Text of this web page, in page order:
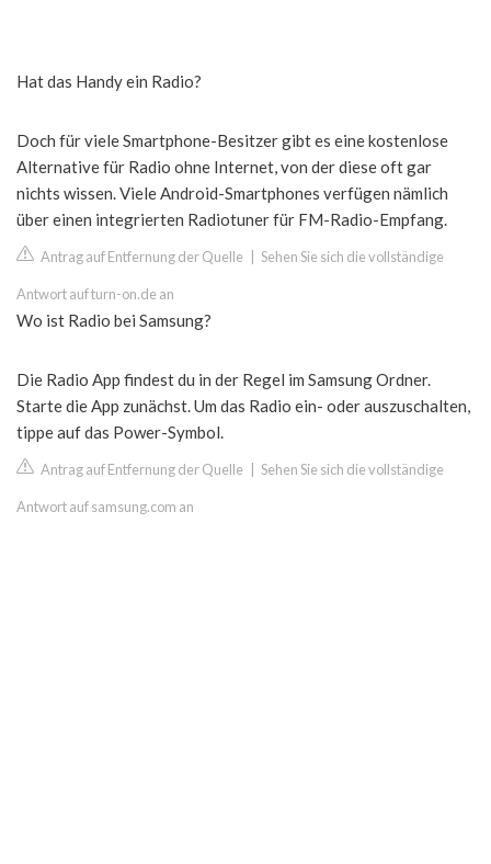
Hat das Handy ein Radio?
Doch für viele Smartphone-Besitzer gibt es eine kostenlose
Alternative für Radio ohne Internet, von der diese oft gar
nichts wissen. Viele Android-Smartphones verfügen nämlich
über einen integrierten Radiotuner für FM-Radio-Empfang.
Antrag auf Entfernung der Quelle Sehen Sie sich die vollständige
Antwort auf turn-on.de an
Wo ist Radio bei Samsung?
Die Radio App findest du in der Regel im Samsung Ordner.
Starte die App zunächst. Um das Radio ein- oder auszuschalten,
tippe auf das Power-Symbol.
Antrag auf Entfernung der Quelle Sehen Sie sich die vollständige
Antwort auf samsung.com an